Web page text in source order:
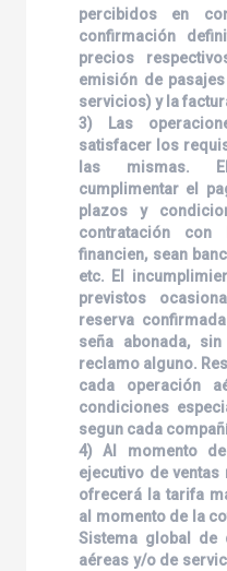
percibidos en
confirmación
precios
emisión de
servicios) y la
3) Las
satisfacer los
las mismas.
cumplimentar el
plazos y
contratación
financien, sean
etc. El
previstos
reserva
seña abonada,
reclamo alguno.
cada operación
condiciones
segun cada
4) Al momento
ejecutivo de
ofrecerá la tarifa
al momento de la
Sistema global de
aéreas y/o de